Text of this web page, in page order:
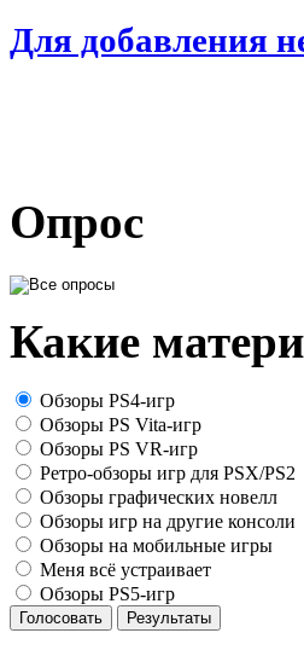
Для добавления
Опрос
Какие
Обзоры PS4-игр
Обзоры PS Vita-игр
Обзоры PS VR-игр
Ретро-обзоры игр для PSX/PS2
Обзоры графических новелл
Обзоры игр на другие консоли
Обзоры на мобильные игры
Меня всё устраивает
Обзоры PS5-игр
Голосовать Результаты